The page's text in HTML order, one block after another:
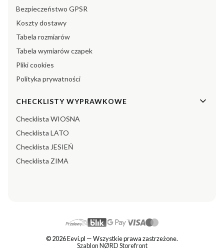
Bezpieczeństwo GPSR
Koszty dostawy
Tabela rozmiarów
Tabela wymiarów czapek
Pliki cookies
Polityka prywatności
CHECKLISTY WYPRAWKOWE
Checklista WIOSNA
Checklista LATO
Checklista JESIEŃ
Checklista ZIMA
© 2026 Eevi.pl — Wszystkie prawa zastrzeżone.
Szablon NØRD Storefront